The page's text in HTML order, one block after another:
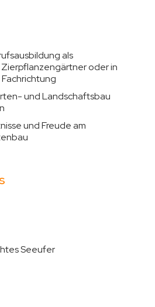
als
oder in
und Landschaftsbau
und Freude am
Seeufer